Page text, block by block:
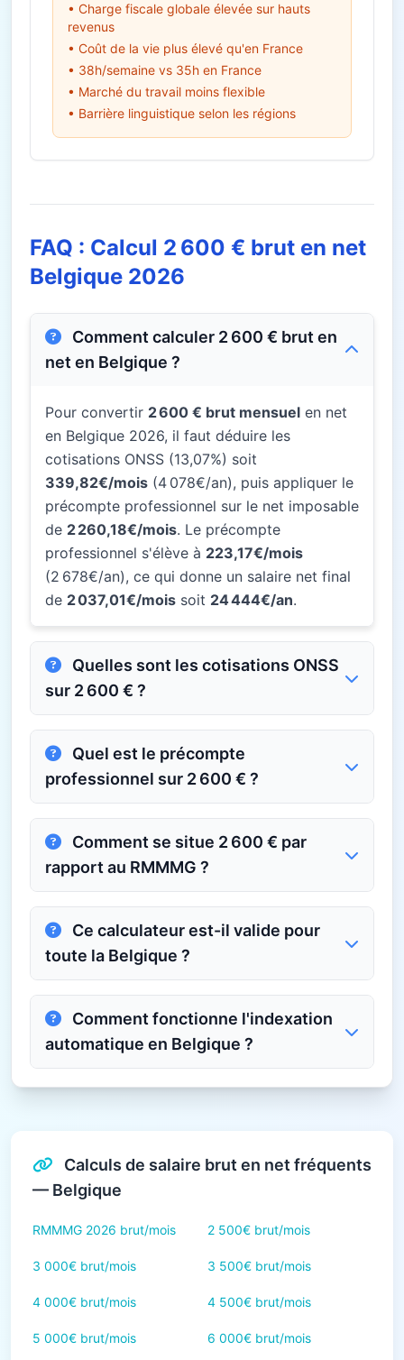
• Charge fiscale globale élevée sur hauts
revenus
• Coût de la vie plus élevé qu'en France
• 38h/semaine vs 35h en France
• Marché du travail moins flexible
• Barrière linguistique selon les régions
FAQ : Calcul 2 600 € brut en net
Belgique 2026
net en Belgique ?
Pour convertir 2 600 € brut mensuel en net
en Belgique 2026, il faut déduire les
cotisations ONSS (13,07%) soit
339,82€/mois (4 078€/an), puis appliquer le
précompte professionnel sur le net imposable
de 2 260,18€/mois. Le précompte
professionnel s'élève à 223,17€/mois
(2 678€/an), ce qui donne un salaire net final
de 2 037,01€/mois soit 24 444€/an.
sur 2 600 € ?
professionnel sur 2 600 € ?
rapport au RMMMG ?
toute la Belgique ?
automatique en Belgique ?
Calculs de salaire brut en net fréquents
— Belgique
RMMMG 2026 brut/mois 2 500€ brut/mois
3 000€ brut/mois 3 500€ brut/mois
4 000€ brut/mois 4 500€ brut/mois
5 000€ brut/mois 6 000€ brut/mois